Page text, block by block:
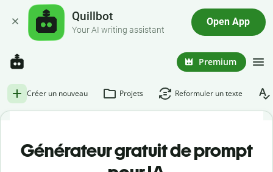
Quillbot
Your AI writing assistant
Open App
Premium
Créer un nouveau Projets Reformuler un texte
Générateur gratuit de prompt